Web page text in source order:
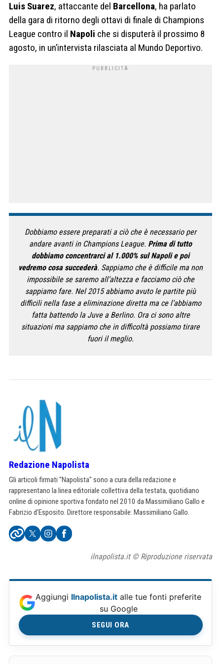
Luis Suarez, attaccante del Barcellona, ha parlato
della gara di ritorno degli ottavi di finale di Champions
League contro il Napoli che si disputerà il prossimo 8
agosto, in un’intervista rilasciata al Mundo Deportivo.
Dobbiamo essere preparati a ciò che è necessario per
andare avanti in Champions League. Prima di tutto
dobbiamo concentrarci al 1.000% sul Napoli e poi
vedremo cosa succederà. Sappiamo che è difficile ma non
impossibile se saremo all’altezza e facciamo ciò che
sappiamo fare. Nel 2015 abbiamo avuto le partite più
difficili nella fase a eliminazione diretta ma ce l’abbiamo
fatta battendo la Juve a Berlino. Ora ci sono altre
situazioni ma sappiamo che in difficoltà possiamo tirare
fuori il meglio.
Redazione Napolista
Gli articoli firmati "Napolista" sono a cura della redazione e
rappresentano la linea editoriale collettiva della testata, quotidiano
online di opinione sportiva fondato nel 2010 da Massimiliano Gallo e
Fabrizio d'Esposito. Direttore responsabile: Massimiliano Gallo.
ilnapolista.it © Riproduzione riservata
Aggiungi Ilnapolista.it alle tue fonti preferite
su Google
SEGUI ORA